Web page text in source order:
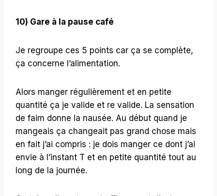
10) Gare à la pause café
Je regroupe ces 5 points car ça se complète,
ça concerne l’alimentation.
Alors manger régulièrement et en petite
quantité ça je valide et re valide. La sensation
de faim donne la nausée. Au début quand je
mangeais ça changeait pas grand chose mais
en fait j’ai compris : je dois manger ce dont j’ai
envie à l’instant T et en petite quantité tout au
long de la journée.